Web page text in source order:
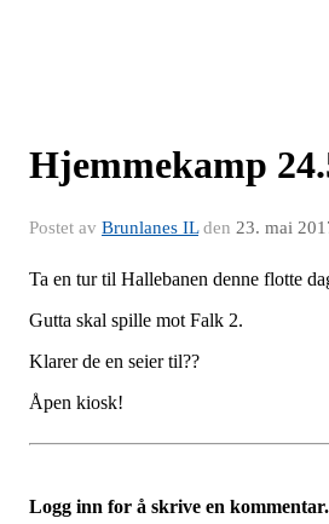
Hjemmekamp
Postet av Brunlanes ILden 23. mai
Ta en tur til Hallebanen denne flotte
Gutta skal spille mot Falk 2.
Klarer de en seier til??
Åpen kiosk!
Logg inn for å skrive en kommentar.